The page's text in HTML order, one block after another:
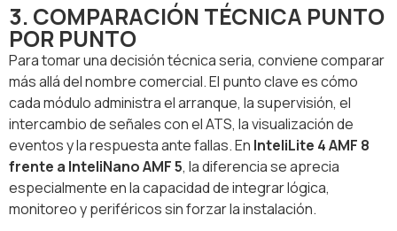
3. COMPARACIÓN TÉCNICA PUNTO
POR PUNTO
Para tomar una decisión técnica seria, conviene comparar
más allá del nombre comercial. El punto clave es cómo
cada módulo administra el arranque, la supervisión, el
intercambio de señales con el ATS, la visualización de
eventos y la respuesta ante fallas. En InteliLite 4 AMF 8
frente a InteliNano AMF 5, la diferencia se aprecia
especialmente en la capacidad de integrar lógica,
monitoreo y periféricos sin forzar la instalación.